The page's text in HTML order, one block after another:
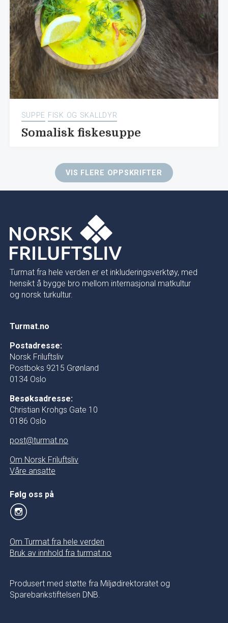
SUPPE FISK OG SKALLDYR
Somalisk fiskesuppe
VIS FLERE OPPSKRIFTER
Turmat fra hele verden er et inkluderingsverktøy, med
hensikt å bygge bro mellom internasjonal matkultur
og norsk turkultur.
Turmat.no
Postadresse:
Norsk Friluftsliv
Postboks 9215 Grønland
0134 Oslo
Besøksadresse:
Christian Krohgs Gate 10
0186 Oslo
post@turmat.no
Om Norsk Friluftsliv
Våre ansatte
Følg oss på
Om Turmat fra hele verden
Bruk av innhold fra turmat.no
Produsert med støtte fra Miljødirektoratet og
Sparebankstiftelsen DNB.